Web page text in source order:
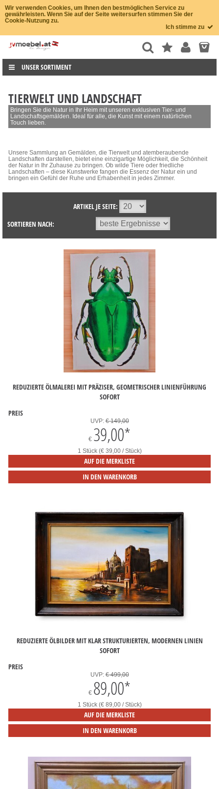
Wir verwenden Cookies, um Ihnen den bestmöglichen Service zu
gewährleisten. Wenn Sie auf der Seite weitersurfen stimmen Sie der
Cookie-Nutzung zu.
Ich stimme zu
UNSER SORTIMENT
TIERWELT UND LANDSCHAFT
Bringen Sie die Natur in Ihr Heim mit unseren exklusiven Tier- und
Landschaftsgemälden. Ideal für alle, die Kunst mit einem natürlichen
Touch lieben.
Unsere Sammlung an Gemälden, die Tierwelt und atemberaubende
Landschaften darstellen, bietet eine einzigartige Möglichkeit, die Schönheit
der Natur in Ihr Zuhause zu bringen. Ob wilde Tiere oder friedliche
Landschaften – diese Kunstwerke fangen die Essenz der Natur ein und
bringen ein Gefühl der Ruhe und Erhabenheit in jedes Zimmer.
ARTIKEL JE SEITE:
SORTIEREN NACH:
REDUZIERTE ÖLMALEREI MIT PRÄZISER, GEOMETRISCHER LINIENFÜHRUNG
SOFORT
PREIS
UVP:€ 149,00
€ 39,00*
1 Stück (€ 39,00 / Stück)
AUF DIE MERKLISTE
IN DEN WARENKORB
REDUZIERTE ÖLBILDER MIT KLAR STRUKTURIERTEN, MODERNEN LINIEN
SOFORT
PREIS
UVP:€ 499,00
€ 89,00*
1 Stück (€ 89,00 / Stück)
AUF DIE MERKLISTE
IN DEN WARENKORB